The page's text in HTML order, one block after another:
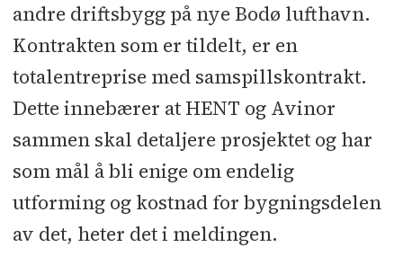
andre driftsbygg på nye Bodø lufthavn.
Kontrakten som er tildelt, er en
totalentreprise med samspillskontrakt.
Dette innebærer at HENT og Avinor
sammen skal detaljere prosjektet og har
som mål å bli enige om endelig
utforming og kostnad for bygningsdelen
av det, heter det i meldingen.